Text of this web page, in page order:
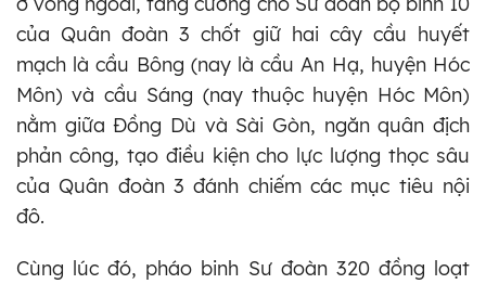
của Quân đoàn 3 chốt giữ hai cây cầu huyết
mạch là cầu Bông (nay là cầu An Hạ, huyện Hóc
Môn) và cầu Sáng (nay thuộc huyện Hóc Môn)
nằm giữa Đồng Dù và Sài Gòn, ngăn quân địch
phản công, tạo điều kiện cho lực lượng thọc sâu
của Quân đoàn 3 đánh chiếm các mục tiêu nội
đô.
Cùng lúc đó, pháo binh Sư đoàn 320 đồng loạt